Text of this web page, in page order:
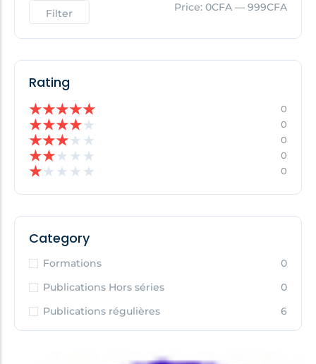
Filter Price: 0CFA — 999CFA
Rating
★★★★★ 0
★★★★★ 0
★★★★ ★ 0
★★★ ★ ★ 0
★★ ★ ★ ★ 0
Category
Formations
0
Publications Hors séries
0
Publications régulières
6